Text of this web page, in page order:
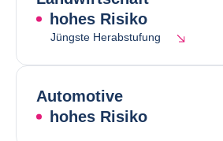
hohes Risiko
Jüngste Herabstufung
Automotive
hohes Risiko